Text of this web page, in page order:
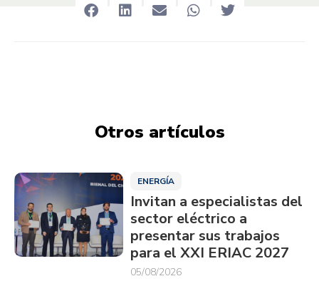
Otros artículos
ENERGÍA
Invitan a especialistas del
sector eléctrico a
presentar sus trabajos
para el XXI ERIAC 2027
05/08/2026